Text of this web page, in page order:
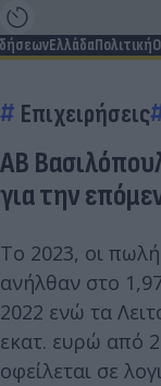
ΕλλάδαΠολιτική
Επιχειρήσεις
ΑΒ
για την
Το 2023, οι
ανήλθαν στο
2022 ενώ τα
εκατ. ευρώ από
οφείλεται σε